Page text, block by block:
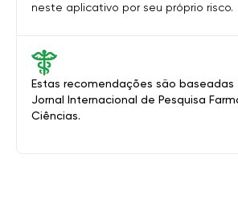
Estas recomendações são
Jornal Internacional de Pesquisa
Ciências.
neste aplicativo por seu próprio risco.